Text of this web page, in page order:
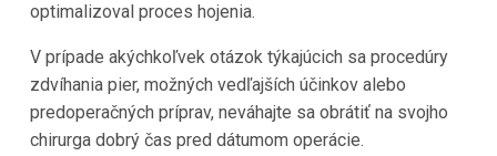
optimalizoval proces hojenia.
V prípade akýchkoľvek otázok týkajúcich sa procedúry
zdvíhania pier, možných vedľajších účinkov alebo
predoperačných príprav, neváhajte sa obrátiť na svojho
chirurga dobrý čas pred dátumom operácie.